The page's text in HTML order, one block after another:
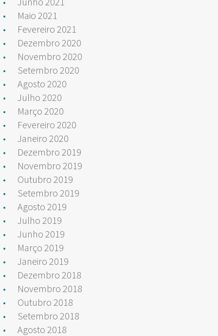
Maio 2021
Fevereiro 2021
Dezembro 2020
Novembro 2020
Setembro 2020
Agosto 2020
Julho 2020
Março 2020
Fevereiro 2020
Janeiro 2020
Dezembro 2019
Novembro 2019
Outubro 2019
Setembro 2019
Agosto 2019
Julho 2019
Junho 2019
Março 2019
Janeiro 2019
Dezembro 2018
Novembro 2018
Outubro 2018
Setembro 2018
Agosto 2018